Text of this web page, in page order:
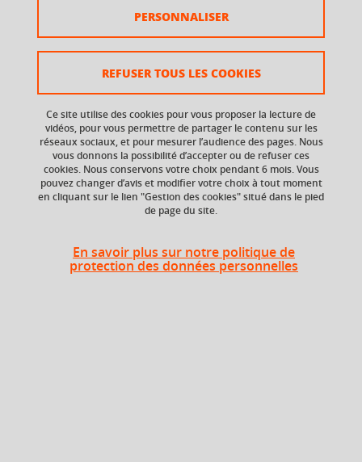
Ce site utilise des cookies pour vous proposer la lecture de
vidéos, pour vous permettre de partager le contenu sur les
réseaux sociaux, et pour mesurer l’audience des pages. Nous
vous donnons la possibilité d’accepter ou de refuser ces
cookies. Nous conservons votre choix pendant 6 mois. Vous
pouvez changer d’avis et modifier votre choix à tout moment
en cliquant sur le lien "Gestion des cookies" situé dans le pied
de page du site.
En savoir plus sur notre politique de
protection des données personnelles
REFUSER TOUS LES COOKIES
PERSONNALISER
Université Grenoble Alpes
621 avenue Centrale
38400 Saint-Martin-d'Hères